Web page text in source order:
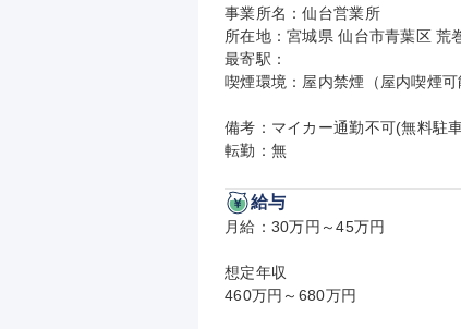
事業所名：仙台営業所
所在地：宮城県 仙台市青葉区 荒
最寄駅：
喫煙環境：屋内禁煙（屋内喫煙可
備考：マイカー通勤不可(無料駐
転勤：無
給与
月給：30万円～45万円
想定年収
460万円～680万円